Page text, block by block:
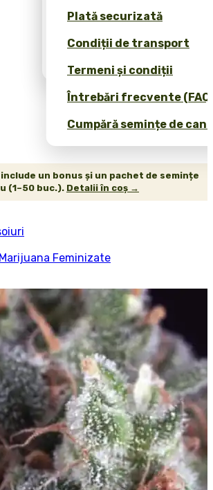
dvs.!
Calculator de Prețuri
Plată securizată
Condiții de transport
Termeni și condiții
Întrebări frecvente
Cumpără semințe de
un bonus și un pachet de semințe
(1–50 buc.). Detalii în coș →
Feminizate